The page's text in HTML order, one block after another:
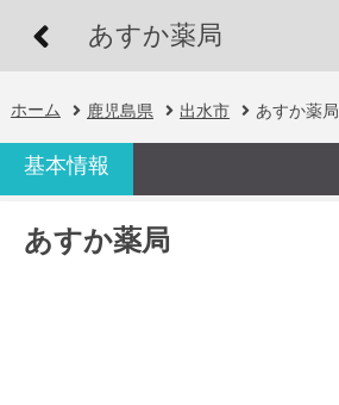
あすか薬局
ホーム 鹿児島県 出水市 あすか薬局
基本情報
あすか薬局